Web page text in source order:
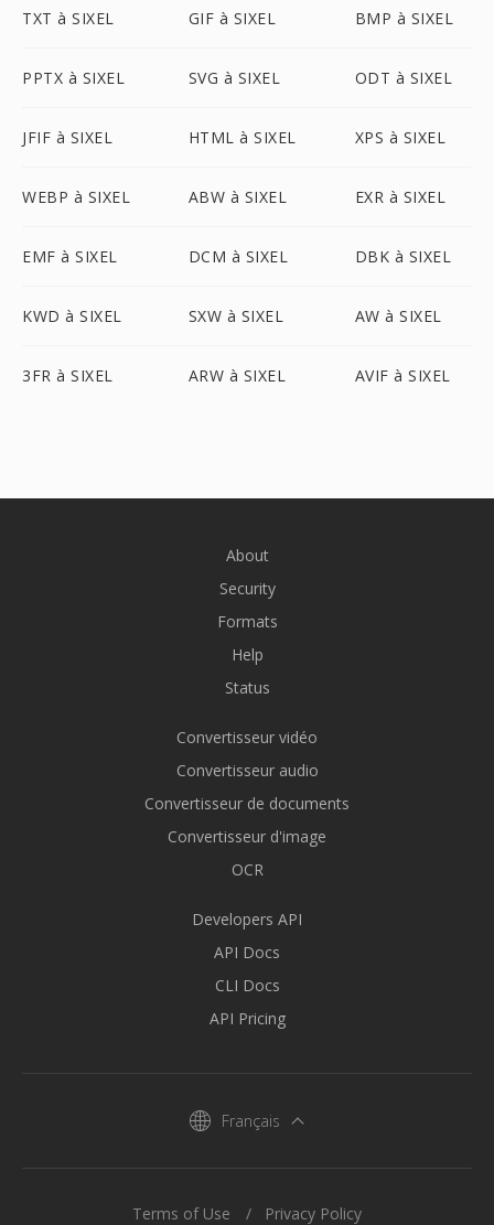
TXT à SIXEL GIF à SIXEL BMP à SIXEL
PPTX à SIXEL SVG à SIXEL ODT à SIXEL
JFIF à SIXEL HTML à SIXEL XPS à SIXEL
WEBP à SIXEL ABW à SIXEL EXR à SIXEL
EMF à SIXEL DCM à SIXEL DBK à SIXEL
KWD à SIXEL SXW à SIXEL AW à SIXEL
3FR à SIXEL ARW à SIXEL AVIF à SIXEL
About
Security
Formats
Help
Status
Convertisseur vidéo
Convertisseur audio
Convertisseur de documents
Convertisseur d'image
OCR
Developers API
API Docs
CLI Docs
API Pricing
Français
Terms of Use Privacy Policy